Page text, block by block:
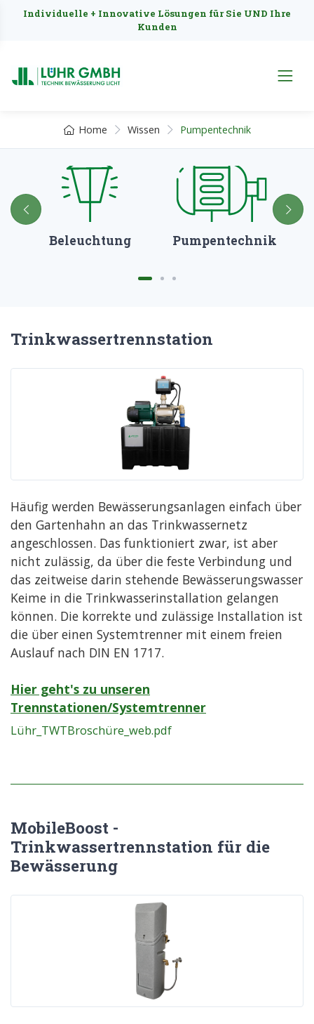
Individuelle + Innovative Lösungen für Sie UND Ihre
Kunden
Home Wissen Pumpentechnik
Beleuchtung Pumpentechnik
Trinkwassertrennstation
Häufig werden Bewässerungsanlagen einfach über
den Gartenhahn an das Trinkwassernetz
angeschlossen. Das funktioniert zwar, ist aber
nicht zulässig, da über die feste Verbindung und
das zeitweise darin stehende Bewässerungswasser
Keime in die Trinkwasserinstallation gelangen
können. Die korrekte und zulässige Installation ist
die über einen Systemtrenner mit einem freien
Auslauf nach DIN EN 1717.
Hier geht's zu unseren
Trennstationen/Systemtrenner
Lühr_TWTBroschüre_web.pdf
MobileBoost -
Trinkwassertrennstation für die
Bewässerung